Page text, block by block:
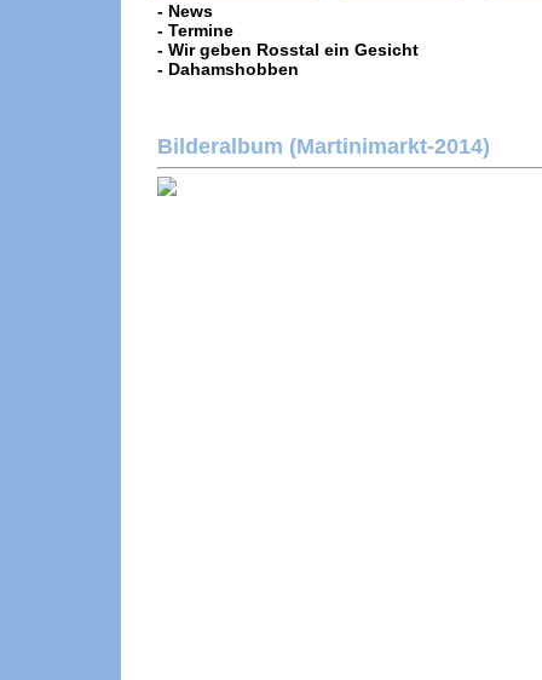
- News
- Termine
- Wir geben Rosstal ein Gesicht
- Dahamshobben
Bilderalbum (Martinimarkt-2014)